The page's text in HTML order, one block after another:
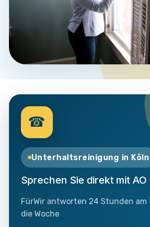
☎
Unterhaltsreinigung in Köln
Sprechen Sie direkt mit
FürWir antworten 24 Stunden am
die Woche